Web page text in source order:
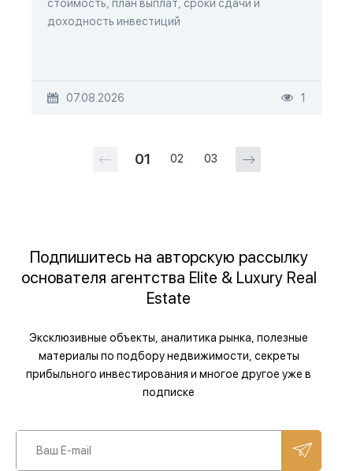
стоимость, план выплат, сроки сдачи и
доходность инвестиций
07.08.2026 1
01 02 03
Подпишитесь на авторскую рассылку
основателя агентства Elite & Luxury Real
Estate
Эксклюзивные объекты, аналитика рынка, полезные
материалы по подбору недвижимости, секреты
прибыльного инвестирования и многое другое уже в
подписке